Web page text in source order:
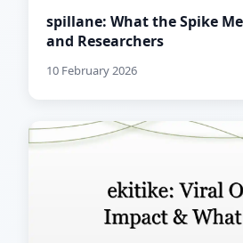
spillane: What the Spike
and Researchers
10 February 2026